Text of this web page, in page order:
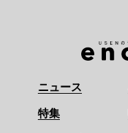
ニュース
特集